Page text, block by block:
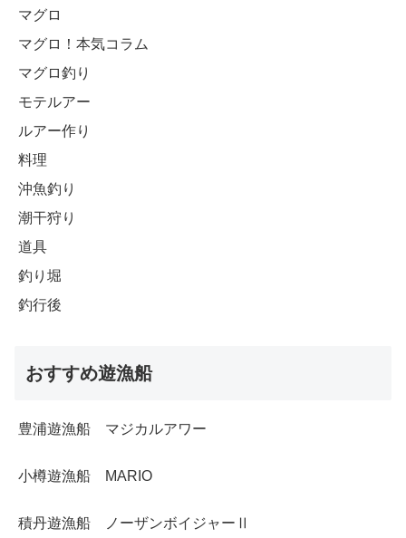
マグロ
マグロ！本気コラム
マグロ釣り
モテルアー
ルアー作り
料理
沖魚釣り
潮干狩り
道具
釣り堀
釣行後
おすすめ遊漁船
豊浦遊漁船 マジカルアワー
小樽遊漁船 MARIO
積丹遊漁船 ノーザンボイジャーⅡ